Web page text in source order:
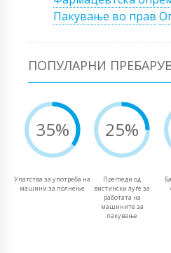
Пакување во прав
ПОПУЛАРНИ
35%
Упатства за употреба на
машини за полнење
25%
Прегледи од
вистински луѓе за
работата на
машините за
пакување